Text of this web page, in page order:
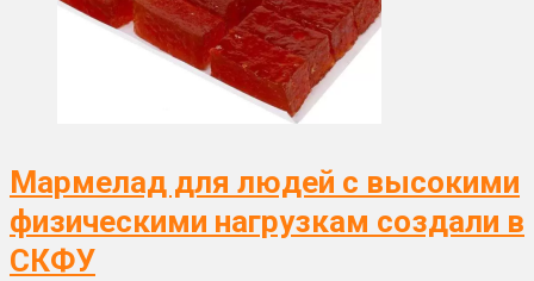
Мармелад для людей с высокими
физическими нагрузкам создали в
СКФУ